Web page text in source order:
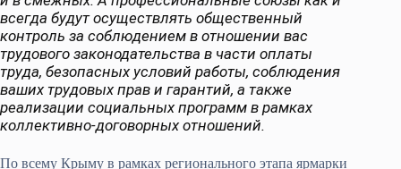
всегда будут осуществлять общественный
контроль за соблюдением в отношении вас
трудового законодательства в части оплаты
труда, безопасных условий работы, соблюдения
ваших трудовых прав и гарантий, а также
реализации социальных программ в рамках
коллективно-договорных отношений.
По всему Крыму в рамках регионального этапа ярмарки